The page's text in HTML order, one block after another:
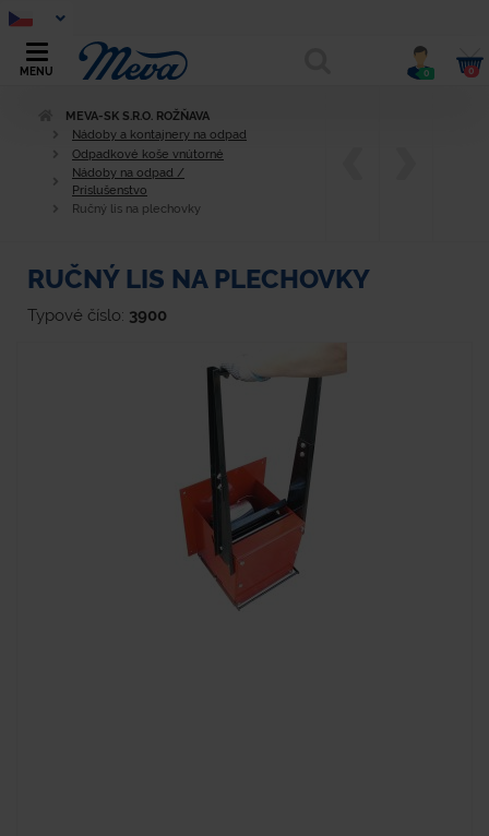
MENU 0 0
MEVA-SK S.R.O. ROŽŇAVA
Nádoby a kontajnery na odpad
Odpadkové koše vnútorné
Nádoby na odpad /
Príslušenstvo
Ručný lis na plechovky
RUČNÝ LIS NA PLECHOVKY
Typové číslo: 3900